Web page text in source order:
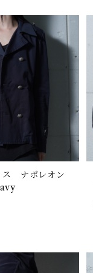
ス ナポレオン